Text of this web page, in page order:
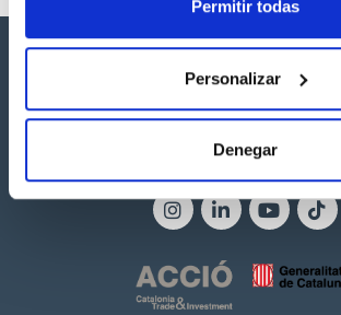
Permitir todas
Personalizar
Denegar
- Concentración centrífuga
- Microscopios electrónicos
- Campanas de humos y cajas de guantes
- Analizadores de tamaño de partículas
- Evaporación rotativa
- Centrífugas de ultra alta velocidad
Síguenos: